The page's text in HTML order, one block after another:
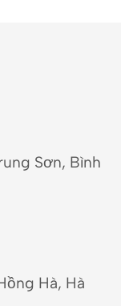
Sơn, Bình
Hà, Hà